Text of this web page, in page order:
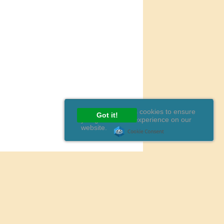
Got it!
This website uses cookies to ensure
you get the best experience on our
website.